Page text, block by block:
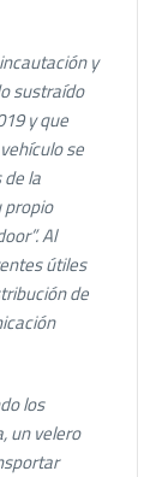
y
sustraído
y que
se
la
propio
Al
útiles
de
los
un velero